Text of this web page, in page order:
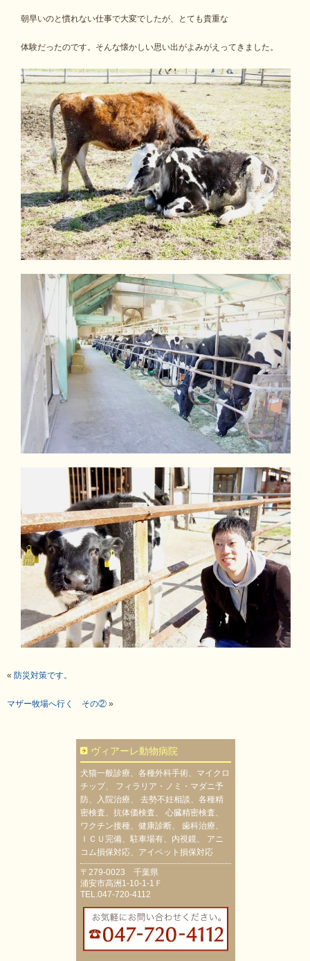
朝早いのと慣れない仕事で大変でしたが、とても貴重な
体験だったのです。そんな懐かしい思い出がよみがえってきました。
« 防災対策です。
マザー牧場へ行く その② »
ヴィアーレ動物病院
犬猫一般診療、各種外科手術、マイクロ
チップ、 フィラリア・ノミ・マダニ予
防、入院治療、 去勢不妊相談、各種精
密検査、抗体価検査、 心臓精密検査、
ワクチン接種、健康診断、 歯科治療、
ＩＣＵ完備、駐車場有、内視鏡、 アニ
コム損保対応、アイペット損保対応
〒279-0023 千葉県
浦安市高洲1-10-1-1Ｆ
TEL.047-720-4112